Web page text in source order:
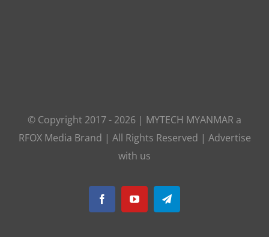
© Copyright 2017 - 2026 | MYTECH MYANMAR a
RFOX Media Brand | All Rights Reserved | Advertise
with us
FacebookYouTubeTelegram